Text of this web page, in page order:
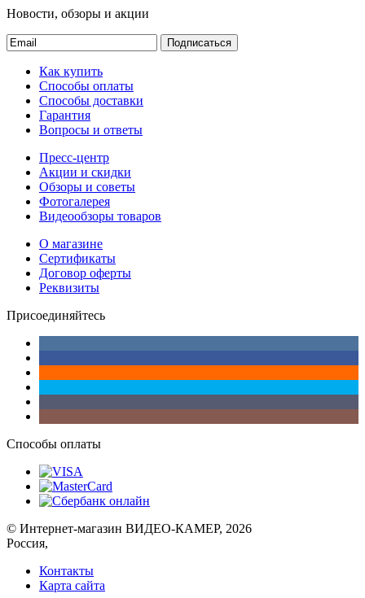
Новости, обзоры и акции
Подписаться
Как купить
Способы оплаты
Способы доставки
Гарантия
Вопросы и ответы
Пресс-центр
Акции и скидки
Обзоры и советы
Фотогалерея
Видеообзоры товаров
О магазине
Сертификаты
Договор оферты
Реквизиты
Присоединяйтесь
Способы оплаты
© Интернет-магазин ВИДЕО-КАМЕР, 2026
Россия,
Контакты
Карта сайта